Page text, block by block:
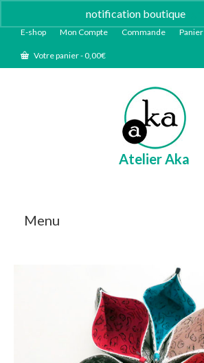
notification boutique
E-shop Mon Compte Commande Panier
Votre panier-0,00€
Atelier Aka
Menu